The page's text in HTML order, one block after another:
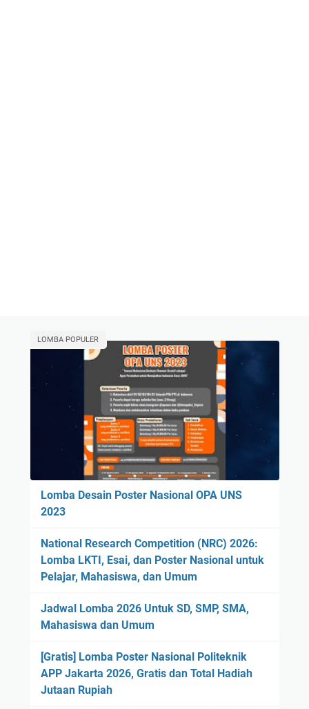
LOMBA POPULER
Lomba Desain Poster Nasional OPA UNS
2023
National Research Competition (NRC) 2026:
Lomba LKTI, Esai, dan Poster Nasional untuk
Pelajar, Mahasiswa, dan Umum
Jadwal Lomba 2026 Untuk SD, SMP, SMA,
Mahasiswa dan Umum
[Gratis] Lomba Poster Nasional Politeknik
APP Jakarta 2026, Gratis dan Total Hadiah
Jutaan Rupiah